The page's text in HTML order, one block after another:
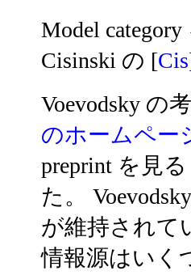
Model
Cisinski の [Cis
Voevodsky の
のホームペー
preprint を見
た。
が維持されて
情報源はいく